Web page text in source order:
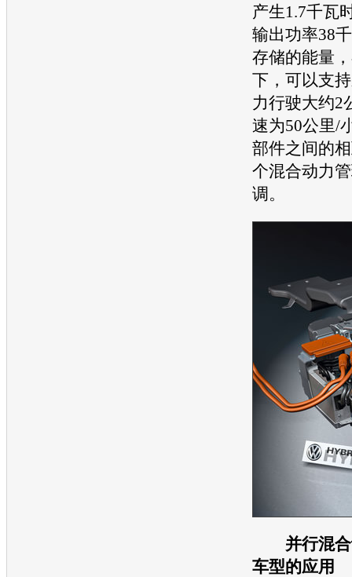
产生1.7千瓦
输出功率38
存储的能量
下，可以支持
力行驶大约2
速为50公里/
部件之间的
个混合动力
调。
并行混合
车型的应用